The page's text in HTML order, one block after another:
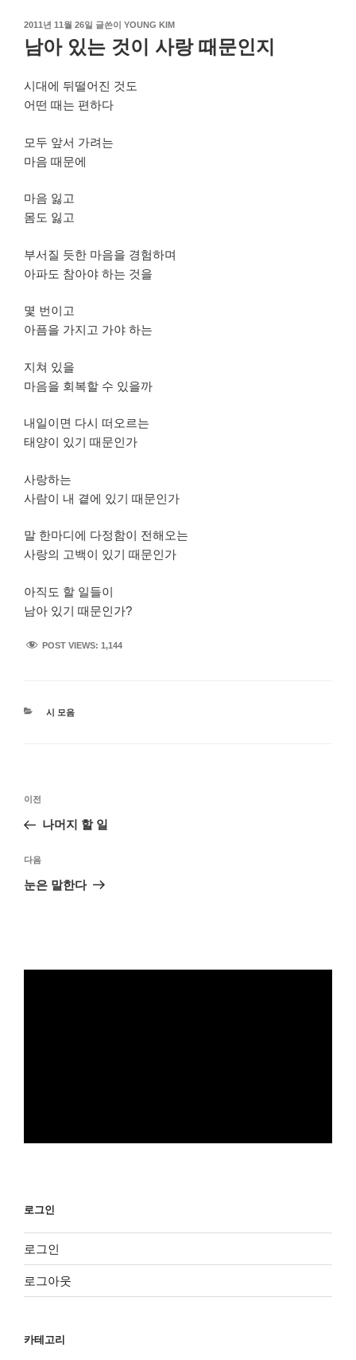
작
성
일
2011년 11월 26일 글쓴이 YOUNG KIM
남아 있는 것이 사랑 때문인지
시대에 뒤떨어진 것도
어떤 때는 편하다
모두 앞서 가려는
마음 때문에
마음 잃고
몸도 잃고
부서질 듯한 마음을 경험하며
아파도 참아야 하는 것을
몇 번이고
아픔을 가지고 가야 하는
지쳐 있을
마음을 회복할 수 있을까
내일이면 다시 떠오르는
태양이 있기 때문인가
사랑하는
사람이 내 곁에 있기 때문인가
말 한마디에 다정함이 전해오는
사랑의 고백이 있기 때문인가
아직도 할 일들이
남아 있기 때문인가?
POST VIEWS: 1,144
카
시 모음
색
이
전
이전
나머지 할 일
다
음
다음
눈은 말한다
로그인
로그인
로그아웃
카테고리